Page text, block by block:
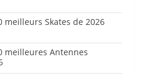
meilleurs Skates de 2026
meilleures Antennes